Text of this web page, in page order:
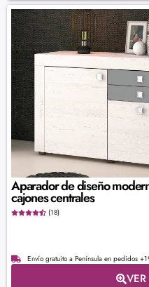
Aparador de diseño
cajones centrales
(18)
Envío gratuito a Península en pedidos
VER